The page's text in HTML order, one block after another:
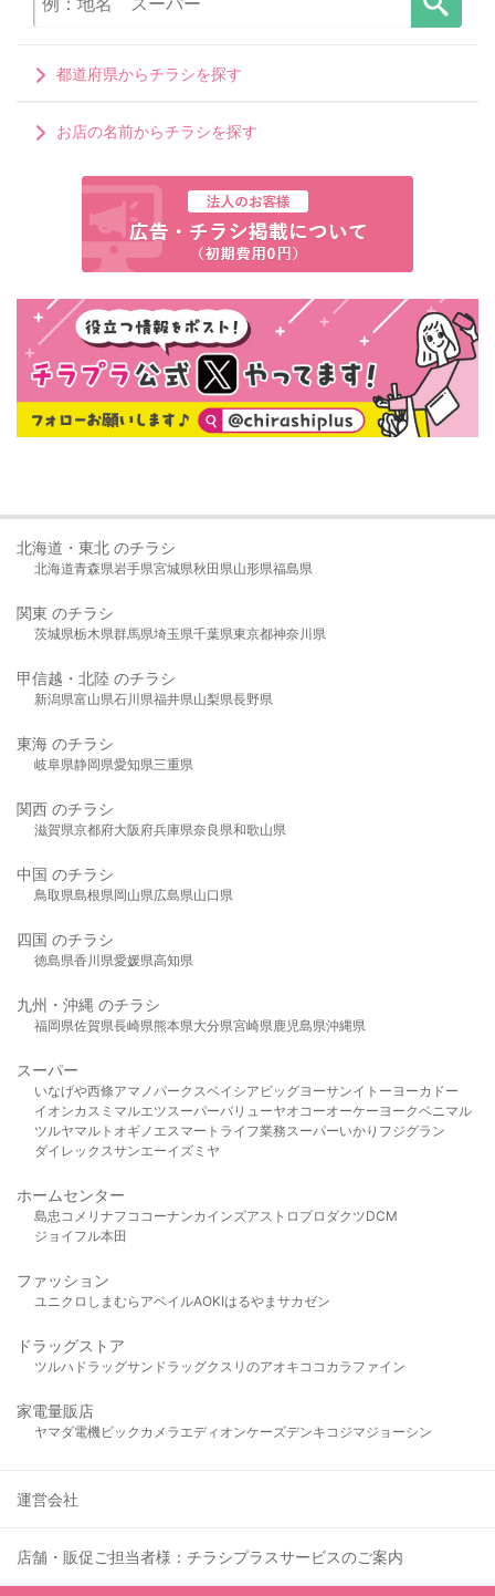
都道府県からチラシを探す
お店の名前からチラシを探す
北海道・東北 のチラシ
北海道青森県岩手県宮城県秋田県山形県福島県
関東 のチラシ
茨城県栃木県群馬県埼玉県千葉県東京都神奈川県
甲信越・北陸 のチラシ
新潟県富山県石川県福井県山梨県長野県
東海 のチラシ
岐阜県静岡県愛知県三重県
関西 のチラシ
滋賀県京都府大阪府兵庫県奈良県和歌山県
中国 のチラシ
鳥取県島根県岡山県広島県山口県
四国 のチラシ
徳島県香川県愛媛県高知県
九州・沖縄 のチラシ
福岡県佐賀県長崎県熊本県大分県宮崎県鹿児島県沖縄県
スーパー
いなげや西條アマノパークスベイシア ビッグヨーサンイトーヨーカドー
イオンカスミ マルエツスーパーバリューヤオコーオーケー ヨークベニマル
ツルヤマルト オギノ エスマート ライフ業務スーパーいかり フジグラン
ダイレックスサンエーイズミヤ
ホームセンター
島忠 コメリ ナフコ コーナンカインズアストロプロダクツDCM
ジョイフル本田
ファッション
ユニクロ しまむら アベイルAOKIはるやま サカゼン
ドラッグストア
ツルハドラッグサンドラッグクスリのアオキ ココカラファイン
家電量販店
ヤマダ電機ビックカメラ エディオンケーズデンキ コジマジョーシン
運営会社
店舗・販促ご担当者様：チラシプラスサービスのご案内